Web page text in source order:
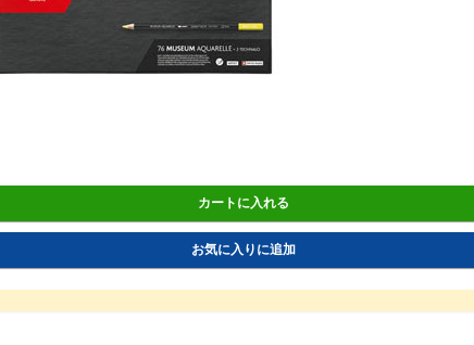
カートに入れる
お気に入りに追加